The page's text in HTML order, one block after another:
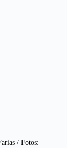
/ Fotos: